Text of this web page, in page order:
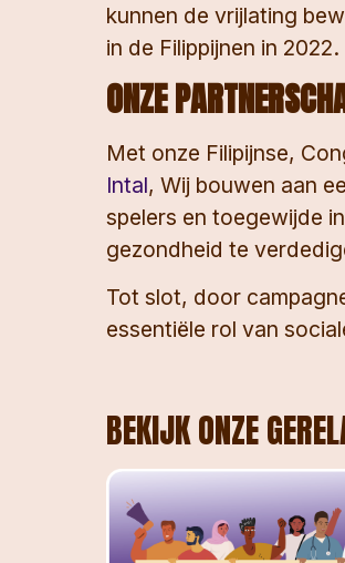
kunnen de vrijlating
in de Filippijnen in 2022.
ONZE
Met onze Filipijnse,
Intal, Wij bouwen aan
spelers en toegewijde
gezondheid te
Tot slot, door
essentiële rol van
BEKIJK ONZE